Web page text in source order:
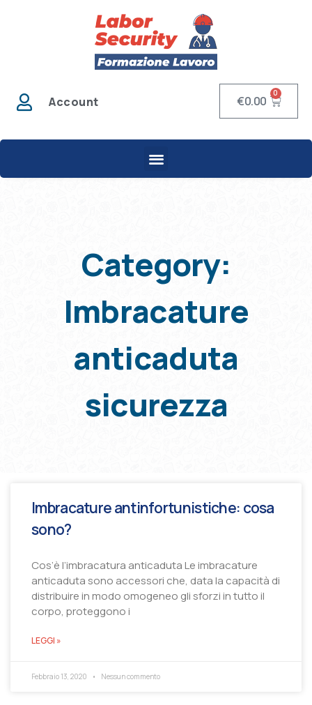
Account €0.00
0
Category:
Imbracature
anticaduta
sicurezza
Imbracature antinfortunistiche: cosa
sono?
Cos’è l’imbracatura anticaduta Le imbracature
anticaduta sono accessori che, data la capacità di
distribuire in modo omogeneo gli sforzi in tutto il
corpo, proteggono i
LEGGI »
Febbraio 13, 2020 Nessun commento